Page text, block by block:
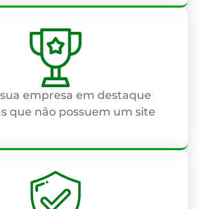
empresa em destaque
que não possuem um site